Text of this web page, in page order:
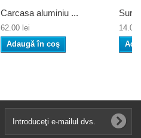
Carcasa aluminiu ...
62.00 lei
Adaugă în coş
14.00